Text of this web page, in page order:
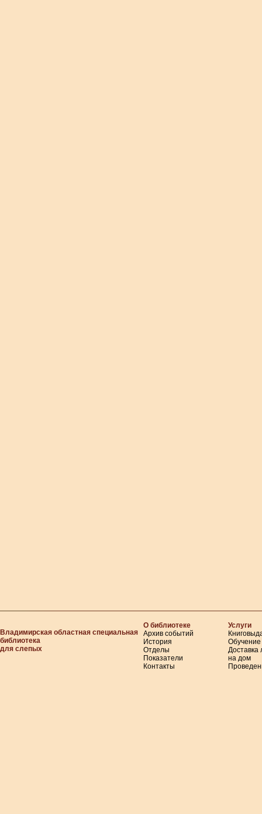
Владимирская областная специальная
библиотека
для слепых
О библиотеке
Архив событий
История
Отделы
Показатели
Контакты
Услуги
Обучение
Доставка
на дом